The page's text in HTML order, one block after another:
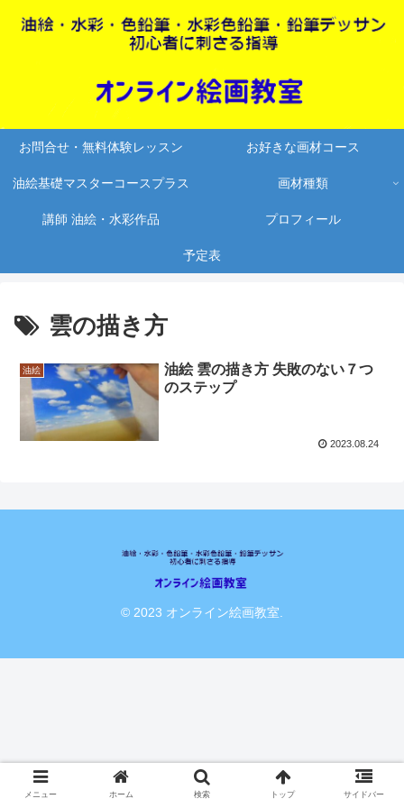
お問合せ・無料体験レッスン お好きな画材コース
油絵基礎マスターコースプラス 画材種類
講師 油絵・水彩作品 プロフィール
予定表
雲の描き方
油絵
油絵 雲の描き方 失敗のない７つ
のステップ
2023.08.24
© 2023 オンライン絵画教室.
メニュー ホーム 検索 トップ サイドバー